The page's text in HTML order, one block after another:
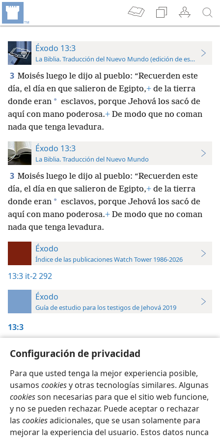
Configuración de privacidad
Para que usted tenga la mejor experiencia posible,
usamos cookiesy otras tecnologías similares. Algunas
cookiesson necesarias para que el sitio web funcione,
y no se pueden rechazar. Puede aceptar o rechazar
las cookiesadicionales, que se usan solamente para
mejorar la experiencia del usuario. Estos datos nunca
Éxodo 13:3
La Biblia. Traducción del Nuevo Mundo (edición de estudio)
3 Moisés luego le dijo al pueblo: “Recuerden este
día, el día en que salieron de Egipto,+ de la tierra
donde eran * esclavos, porque Jehová los sacó de
aquí con mano poderosa.+ De modo que no coman
nada que tenga levadura.
Éxodo 13:3
La Biblia. Traducción del Nuevo Mundo
3 Moisés luego le dijo al pueblo: “Recuerden este
día, el día en que salieron de Egipto,+ de la tierra
donde eran * esclavos, porque Jehová los sacó de
aquí con mano poderosa.+ De modo que no coman
nada que tenga levadura.
Éxodo
Índice de las publicaciones Watch Tower 1986-2026
13:3 it-2 292
Éxodo
Guía de estudio para los testigos de Jehová 2019
13:3
Español Configuración
Copyright© 2026 Watch Tower Bible and Tract Society of Pennsylvania
Condiciones de uso
Política de privacidad
Configuración de privacidad
Iniciar sesión